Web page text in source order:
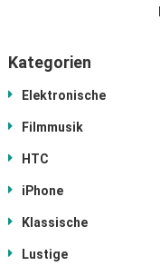
Kategorien
Elektronische
Filmmusik
HTC
iPhone
Klassische
Lustige